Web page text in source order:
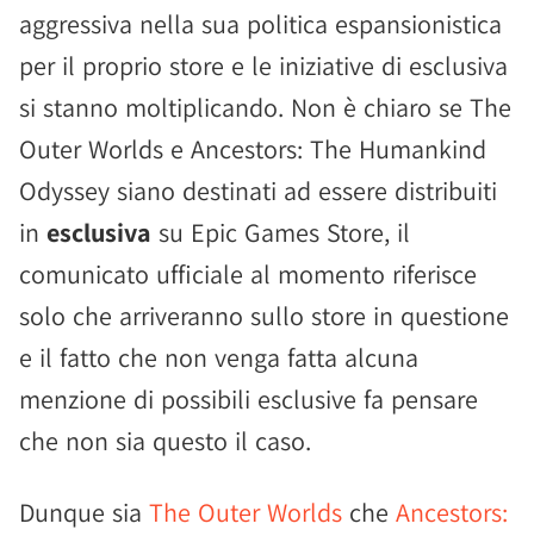
aggressiva nella sua politica espansionistica
per il proprio store e le iniziative di esclusiva
si stanno moltiplicando. Non è chiaro se The
Outer Worlds e Ancestors: The Humankind
Odyssey siano destinati ad essere distribuiti
in esclusiva su Epic Games Store, il
comunicato ufficiale al momento riferisce
solo che arriveranno sullo store in questione
e il fatto che non venga fatta alcuna
menzione di possibili esclusive fa pensare
che non sia questo il caso.
Dunque sia The Outer Worlds che Ancestors: